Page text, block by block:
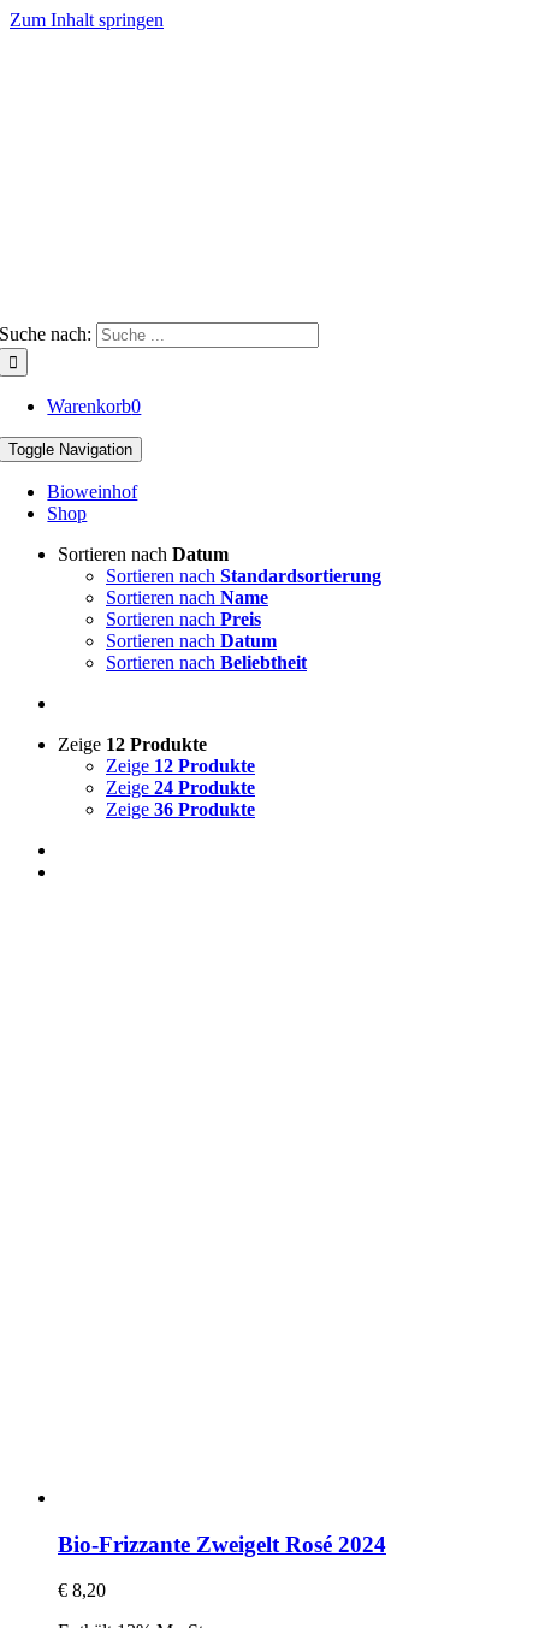
Zum Inhalt springen
Suche nach:
Warenkorb0
Toggle Navigation
Bioweinhof
Shop
Sortieren nach Datum
Sortieren nach Standardsortierung
Sortieren nach Name
Sortieren nach Preis
Sortieren nach Datum
Sortieren nach Beliebtheit
Zeige 12 Produkte
Zeige 12 Produkte
Zeige 24 Produkte
Zeige 36 Produkte
Bio-Frizzante Zweigelt Rosé 2024
€ 8,20